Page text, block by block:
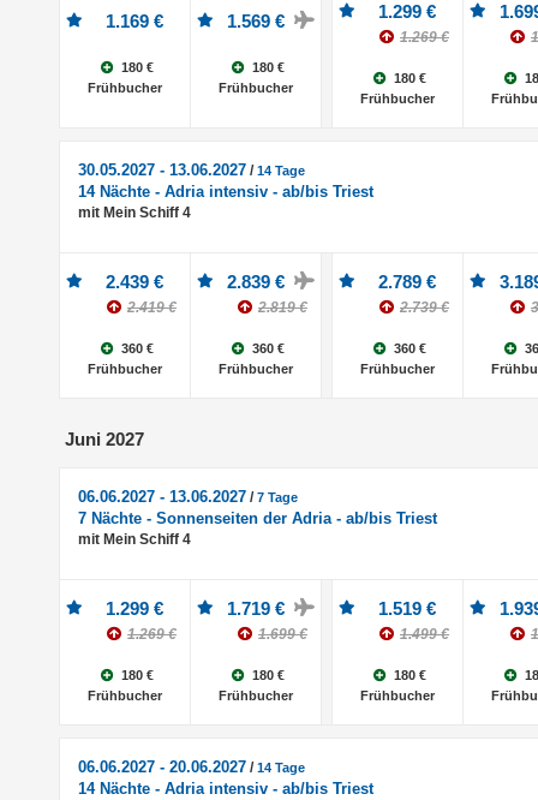
1.169 €
180 €
Frühbucher
1.569 €
180 €
Frühbucher
1.299 €
1.269 €
180 €
Frühbucher
30.05.2027 - 13.06.2027 /14 Tage
14 Nächte - Adria intensiv - ab/bis Triest
mit Mein Schiff 4
2.439 €
2.419 €
360 €
Frühbucher
2.839 €
2.819 €
360 €
Frühbucher
2.789 €
2.739 €
360 €
Frühbucher
Juni 2027
06.06.2027 - 13.06.2027 /7 Tage
7 Nächte - Sonnenseiten der Adria - ab/bis Triest
mit Mein Schiff 4
1.299 €
1.269 €
180 €
Frühbucher
1.719 €
1.699 €
180 €
Frühbucher
1.519 €
1.499 €
180 €
Frühbucher
06.06.2027 - 20.06.2027 /14 Tage
14 Nächte - Adria intensiv - ab/bis Triest